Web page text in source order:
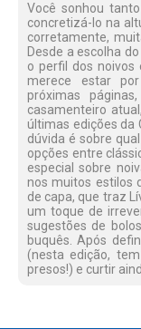
Você sonhou
concretizá-lo na
corretamente,
Desde a escolha
o perfil dos noivos
merece estar
próximas
casamenteiro
últimas edições da
dúvida é sobre
opções entre
especial sobre
nos muitos estilos
de capa, que traz
um toque de
sugestões de
buquês. Após
(nesta edição,
presos!) e curtir